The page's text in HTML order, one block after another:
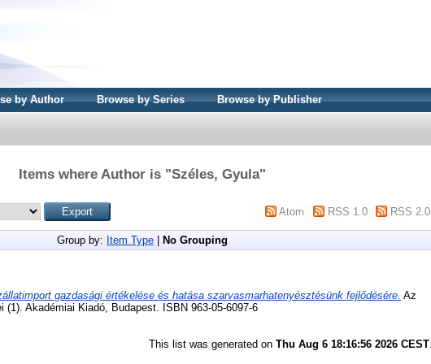
by Author Browse by Series Browse by Publisher
Items where Author is "Széles, Gyula"
Atom RSS 1.0 RSS 2.0
Group by: Item Type No Grouping
gazdasági értékelése és hatása szarvasmarhatenyésztésünk fejlődésére. Az
(1). Akadémiai Kiadó, Budapest. ISBN 963-05-6097-6
This list was generated on Thu Aug 6 18:16:56 2026 CEST